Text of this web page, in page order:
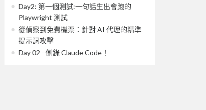
Day2: 第一個測試:一句話生出會跑的
Playwright 測試
從偵察到免費機票：針對 AI 代理的精準
提示詞攻擊
Day 02 - 側錄 Claude Code！